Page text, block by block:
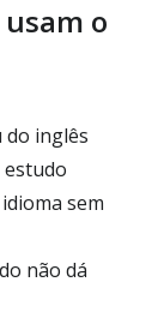
o
do inglês
sem
não dá